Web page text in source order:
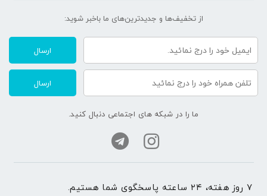
از تخفیف‌ها و جدیدترین‌های ما‌ باخبر شوید:
ارسال
ارسال
ما را در شبکه های اجتماعی دنبال کنید.
۷ روز هفته، ۲۴ ساعته پاسخگوی شما هستیم.